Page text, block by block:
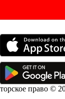
право ©